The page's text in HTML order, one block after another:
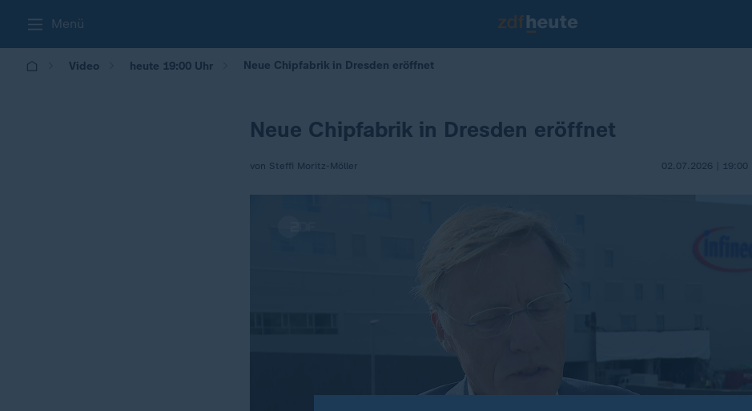
Menü
Video heute 19:00 Uhr Neue Chipfabrik in Dresden eröffnet
Neue Chipfabrik in Dresden eröffnet
von Steffi Moritz-Möller 02.07.2026 | 19:00